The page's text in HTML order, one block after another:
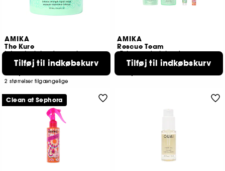
AMIKA
The Kure
Intenst plejende maske
492
299,00 KR
2 størrelser tilgængelige
Tilføj til indkøbskurv
AMIKA
Rescue Team
Æske med plejende vareprøver
114
239,00 KR
Tilføj til indkøbskurv
Clean at Sephora